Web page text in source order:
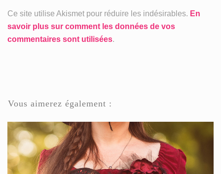
Ce site utilise Akismet pour réduire les indésirables. En
savoir plus sur comment les données de vos
commentaires sont utilisées.
Vous aimerez également :